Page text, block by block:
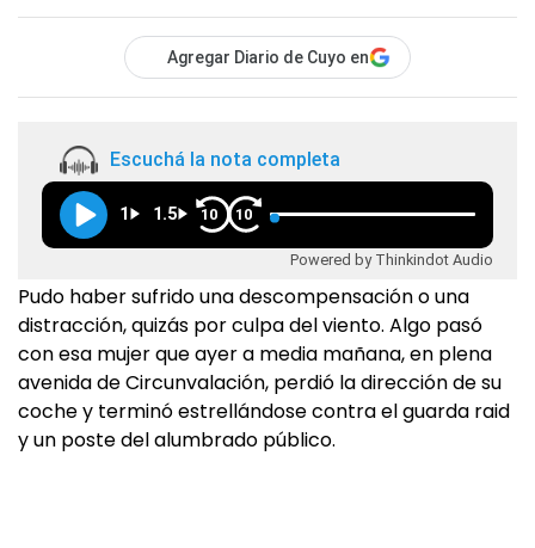
Agregar Diario de Cuyo en
Escuchá la nota completa
1 1.5 10 10
Powered by Thinkindot Audio
Pudo haber sufrido una descompensación o una
distracción, quizás por culpa del viento. Algo pasó
con esa mujer que ayer a media mañana, en plena
avenida de Circunvalación, perdió la dirección de su
coche y terminó estrellándose contra el guarda raid
y un poste del alumbrado público.